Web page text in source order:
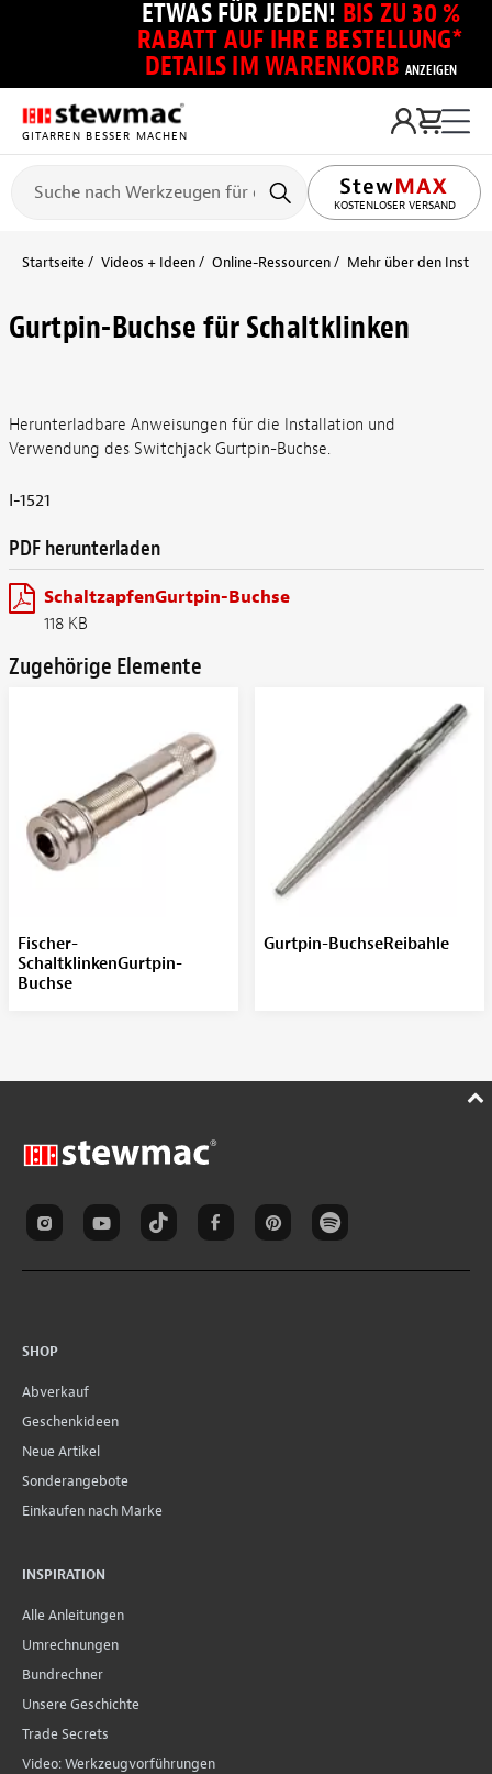
ETWAS FÜR JEDEN! BIS ZU 30 %
RABATT AUF IHRE BESTELLUNG*
DETAILS IM WARENKORB ANZEIGEN
GITARREN BESSER MACHEN
KOSTENLOSER VERSAND
Startseite Videos + Ideen Online-Ressourcen Mehr über den
Gurtpin-Buchse für Schaltklinken
Herunterladbare Anweisungen für die Installation und
Verwendung des Switchjack Gurtpin-Buchse.
I-1521
PDF herunterladen
SchaltzapfenGurtpin-Buchse
118 KB
Zugehörige Elemente
Fischer-
SchaltklinkenGurtpin-
Buchse
Gurtpin-BuchseReibahle
SHOP
Abverkauf
Geschenkideen
Neue Artikel
Sonderangebote
Einkaufen nach Marke
INSPIRATION
Alle Anleitungen
Umrechnungen
Bundrechner
Unsere Geschichte
Trade Secrets
Video: Werkzeugvorführungen